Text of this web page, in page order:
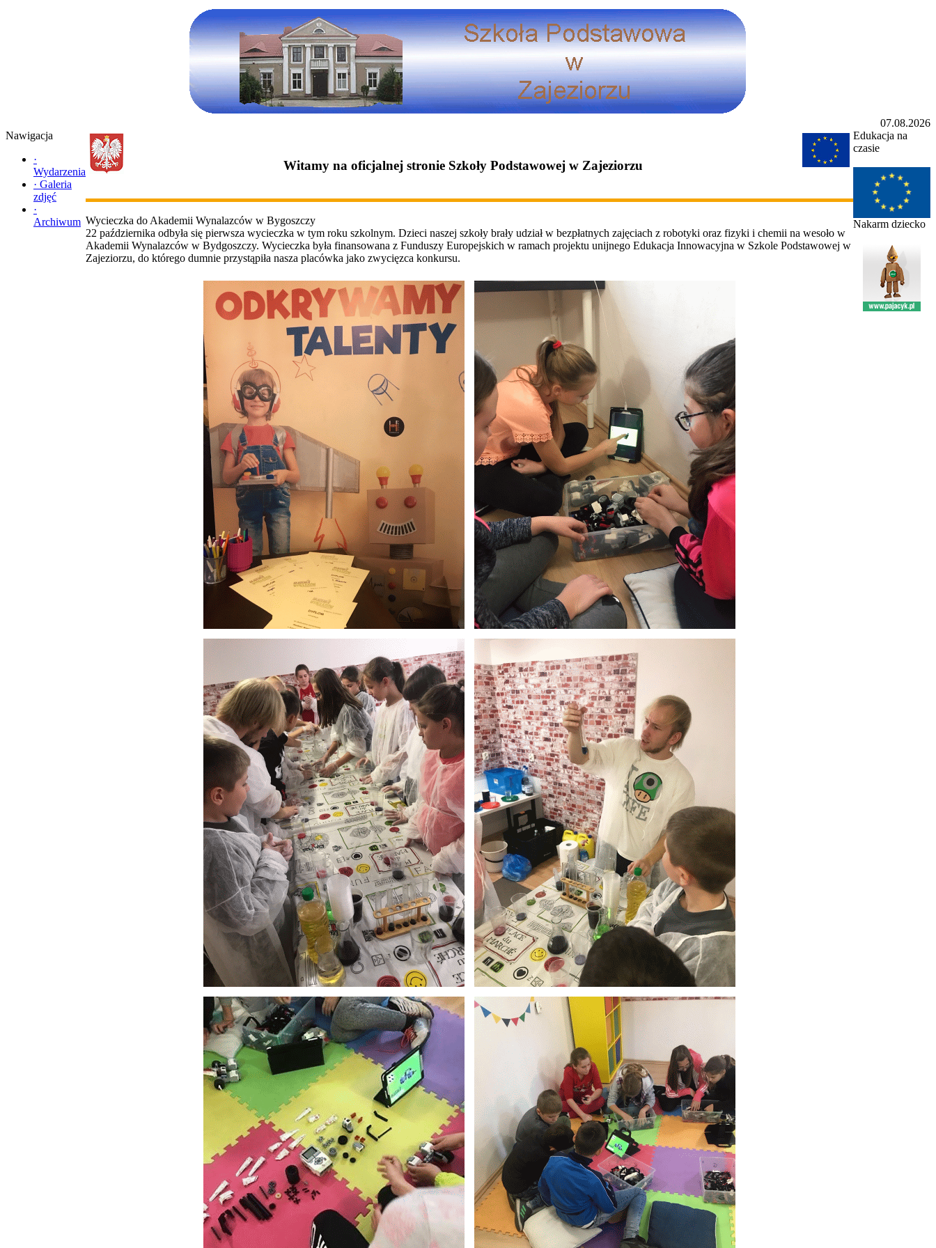
07.08.2026
Nawigacja
·
Wydarzenia
· Galeria
zdjęć
·
Archiwum
Witamy na oficjalnej stronie Szkoły Podstawowej w Zajeziorzu
Wycieczka do Akademii Wynalazców w Bygoszczy
22 października odbyła się pierwsza wycieczka w tym roku szkolnym. Dzieci naszej szkoły brały udział w bezpłatnych zajęciach z robotyki oraz fizyki i chemii na wesoło w
Akademii Wynalazców w Bydgoszczy. Wycieczka była finansowana z Funduszy Europejskich w ramach projektu unijnego Edukacja Innowacyjna w Szkole Podstawowej w
Zajeziorzu, do którego dumnie przystąpiła nasza placówka jako zwycięzca konkursu.
Edukacja na
czasie
Nakarm dziecko